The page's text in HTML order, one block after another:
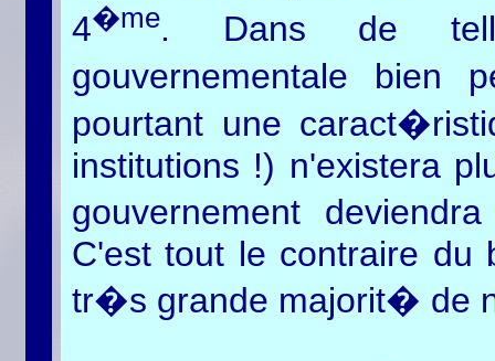
4�me. Dans de
gouvernementale bien
pourtant une
institutions !) n'existera
gouvernement
C'est tout le contraire du
tr�s grande majorit� de